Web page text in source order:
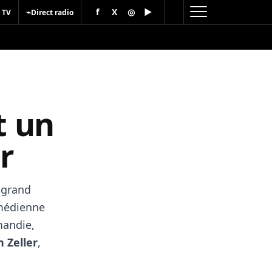
⌁Direct radio f X ◎ ▶
un
Zeller,